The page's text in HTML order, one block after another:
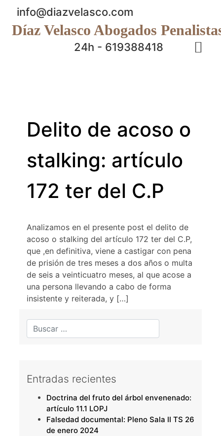
info@diazvelasco.com
Díaz Velasco Abogados
24h - 619388418
Delito de acoso o
stalking: artículo
172 ter del C.P
Analizamos en el presente post el delito de
acoso o stalking del artículo 172 ter del C.P,
que ,en definitiva, viene a castigar con pena
de prisión de tres meses a dos años o multa
de seis a veinticuatro meses, al que acose a
una persona llevando a cabo de forma
insistente y reiterada, y […]
Entradas recientes
Doctrina del fruto del árbol envenenado:
artículo 11.1 LOPJ
Falsedad documental: Pleno Sala II TS 26
de enero 2024